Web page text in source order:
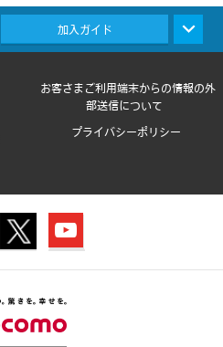
加入ガイド
お客さまご利用端末からの情報の外
部送信について
プライバシーポリシー